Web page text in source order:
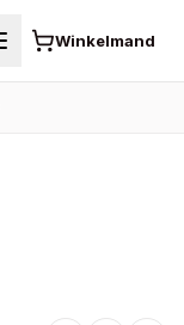
Winkelmand